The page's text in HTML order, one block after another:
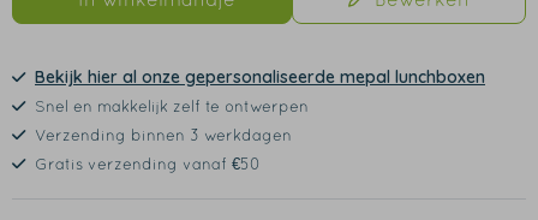
Bekijk hier al onze gepersonaliseerde mepal lunchboxen
Snel en makkelijk zelf te ontwerpen
Verzending binnen 3 werkdagen
Gratis verzending vanaf €50